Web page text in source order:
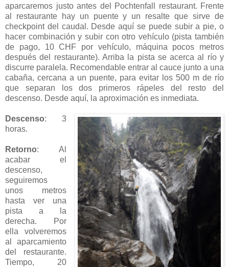
aparcaremos justo antes del Pochtenfall restaurant. Frente
al restaurante hay un puente y un resalte que sirve de
checkpoint del caudal. Desde aquí se puede subir a pie, o
hacer combinación y subir con otro vehículo (pista también
de pago, 10 CHF por vehículo, máquina pocos metros
después del restaurante). Arriba la pista se acerca al río y
discurre paralela. Recomendable entrar al cauce junto a una
cabaña, cercana a un puente, para evitar los 500 m de río
que separan los dos primeros rápeles del resto del
descenso. Desde aquí, la aproximación es inmediata.
Descenso: 3
horas.
Retorno: Al
acabar el
descenso,
seguiremos
unos metros
hasta ver una
pista a la
derecha. Por
ella volveremos
al aparcamiento
del restaurante.
Tiempo, 20